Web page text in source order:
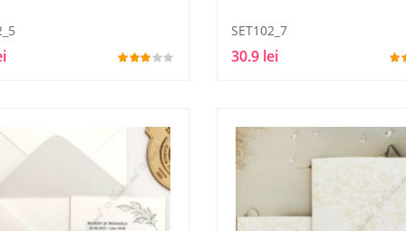
SET102_7
30.9 lei